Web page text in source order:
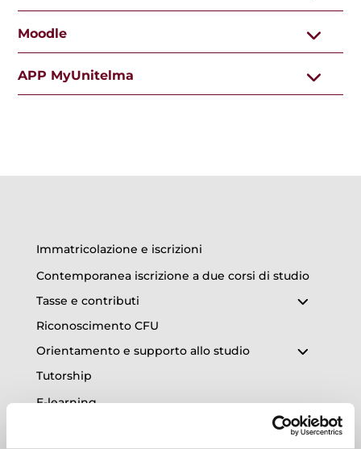
Moodle
APP MyUnitelma
Immatricolazione e iscrizioni
Contemporanea iscrizione a due corsi di studio
Tasse e contributi
Riconoscimento CFU
Orientamento e supporto allo studio
Tutorship
E-learning